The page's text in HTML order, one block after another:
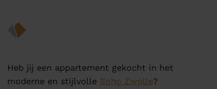
Heb jij een appartement gekocht in het
moderne en stijlvolle Soho Zwolle?